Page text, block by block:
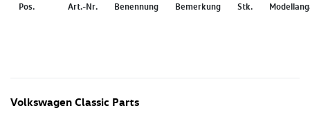
Pos. Art.-Nr. Benennung Bemerkung Stk.
Volkswagen Classic Parts